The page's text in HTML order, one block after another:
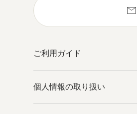
mail
ご利用ガイド
個人情報の取り扱い